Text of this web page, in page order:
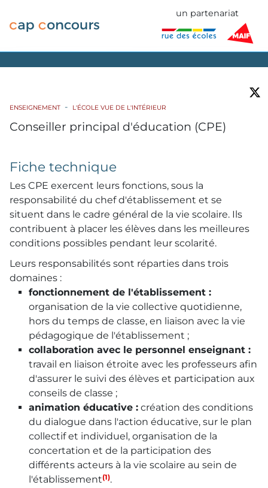
un partenariat
ENSEIGNEMENT L'ÉCOLE VUE DE L'INTÉRIEUR
Conseiller principal d'éducation (CPE)
Fiche technique
Les CPE exercent leurs fonctions, sous la
responsabilité du chef d'établissement et se
situent dans le cadre général de la vie scolaire. Ils
contribuent à placer les élèves dans les meilleures
conditions possibles pendant leur scolarité.
Leurs responsabilités sont réparties dans trois
domaines :
fonctionnement de l'établissement :
organisation de la vie collective quotidienne,
hors du temps de classe, en liaison avec la vie
pédagogique de l'établissement ;
collaboration avec le personnel enseignant :
travail en liaison étroite avec les professeurs afin
d'assurer le suivi des élèves et participation aux
conseils de classe ;
animation éducative : création des conditions
du dialogue dans l'action éducative, sur le plan
collectif et individuel, organisation de la
concertation et de la participation des
différents acteurs à la vie scolaire au sein de
l'établissement(1).